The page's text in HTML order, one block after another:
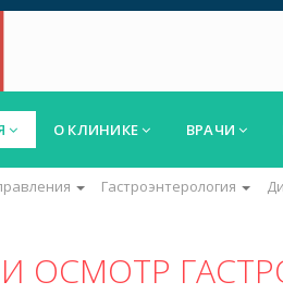
О КЛИНИКЕ ВРАЧИ
Гастроэнтерология
ОСМОТР